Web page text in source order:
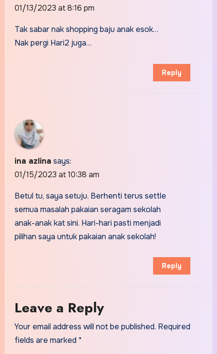
01/13/2023 at 8:16 pm
Tak sabar nak shopping baju anak esok…
Nak pergi Hari2 juga…
Reply
ina azlina says:
01/15/2023 at 10:38 am
Betul tu, saya setuju. Berhenti terus settle
semua masalah pakaian seragam sekolah
anak-anak kat sini. Hari-hari pasti menjadi
pilihan saya untuk pakaian anak sekolah!
Reply
Leave a Reply
Your email address will not be published. Required
fields are marked *